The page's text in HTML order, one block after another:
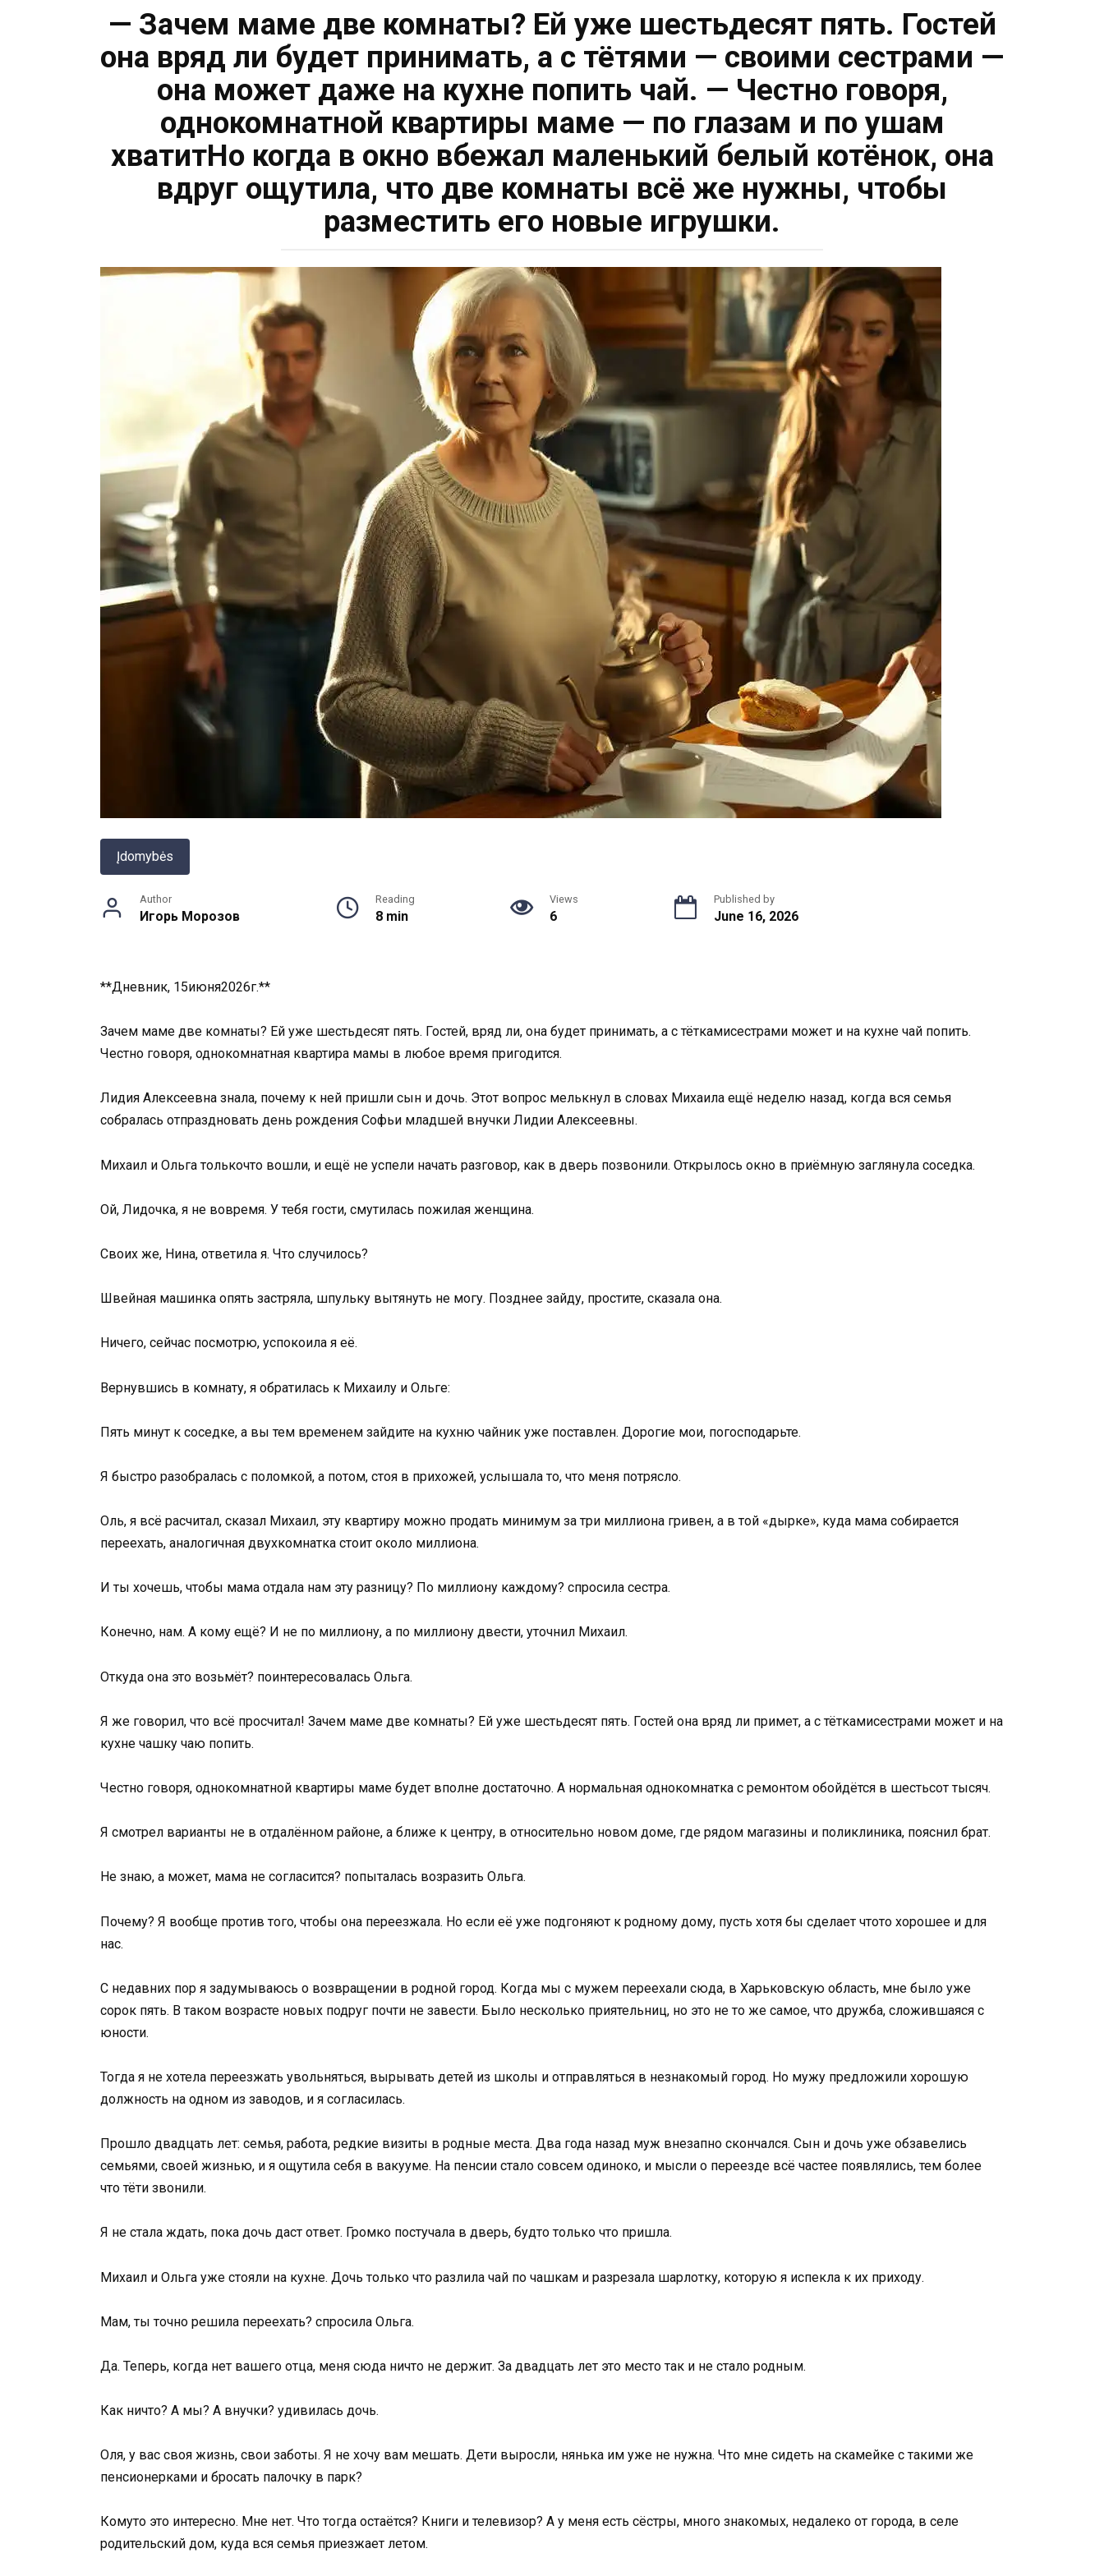
— Зачем маме две комнаты? Ей уже шестьдесят пять. Гостей
она вряд ли будет принимать, а с тётями — своими сестрами —
она может даже на кухне попить чай. — Честно говоря,
однокомнатной квартиры маме — по глазам и по ушам
хватитНо когда в окно вбежал маленький белый котёнок, она
вдруг ощутила, что две комнаты всё же нужны, чтобы
разместить его новые игрушки.
Įdomybės
Author
Игорь Морозов
Reading
8 min
Views
6
Published by
June 16, 2026
**Дневник, 15июня2026г.**
Зачем маме две комнаты? Ей уже шестьдесят пять. Гостей, вряд ли, она будет принимать, а с тёткамисестрами может и на кухне чай попить.
Честно говоря, однокомнатная квартира мамы в любое время пригодится.
Лидия Алексеевна знала, почему к ней пришли сын и дочь. Этот вопрос мелькнул в словах Михаила ещё неделю назад, когда вся семья
собралась отпраздновать день рождения Софьи младшей внучки Лидии Алексеевны.
Михаил и Ольга толькочто вошли, и ещё не успели начать разговор, как в дверь позвонили. Открылось окно в приёмную заглянула соседка.
Ой, Лидочка, я не вовремя. У тебя гости, смутилась пожилая женщина.
Своих же, Нина, ответила я. Что случилось?
Швейная машинка опять застряла, шпульку вытянуть не могу. Позднее зайду, простите, сказала она.
Ничего, сейчас посмотрю, успокоила я её.
Вернувшись в комнату, я обратилась к Михаилу и Ольге:
Пять минут к соседке, а вы тем временем зайдите на кухню чайник уже поставлен. Дорогие мои, погосподарьте.
Я быстро разобралась с поломкой, а потом, стоя в прихожей, услышала то, что меня потрясло.
Оль, я всё расчитал, сказал Михаил, эту квартиру можно продать минимум за три миллиона гривен, а в той «дырке», куда мама собирается
переехать, аналогичная двухкомнатка стоит около миллиона.
И ты хочешь, чтобы мама отдала нам эту разницу? По миллиону каждому? спросила сестра.
Конечно, нам. А кому ещё? И не по миллиону, а по миллиону двести, уточнил Михаил.
Откуда она это возьмёт? поинтересовалась Ольга.
Я же говорил, что всё просчитал! Зачем маме две комнаты? Ей уже шестьдесят пять. Гостей она вряд ли примет, а с тёткамисестрами может и на
кухне чашку чаю попить.
Честно говоря, однокомнатной квартиры маме будет вполне достаточно. А нормальная однокомнатка с ремонтом обойдётся в шестьсот тысяч.
Я смотрел варианты не в отдалённом районе, а ближе к центру, в относительно новом доме, где рядом магазины и поликлиника, пояснил брат.
Не знаю, а может, мама не согласится? попыталась возразить Ольга.
Почему? Я вообще против того, чтобы она переезжала. Но если её уже подгоняют к родному дому, пусть хотя бы сделает чтото хорошее и для
нас.
С недавних пор я задумываюсь о возвращении в родной город. Когда мы с мужем переехали сюда, в Харьковскую область, мне было уже
сорок пять. В таком возрасте новых подруг почти не завести. Было несколько приятельниц, но это не то же самое, что дружба, сложившаяся с
юности.
Тогда я не хотела переезжать увольняться, вырывать детей из школы и отправляться в незнакомый город. Но мужу предложили хорошую
должность на одном из заводов, и я согласилась.
Прошло двадцать лет: семья, работа, редкие визиты в родные места. Два года назад муж внезапно скончался. Сын и дочь уже обзавелись
семьями, своей жизнью, и я ощутила себя в вакууме. На пенсии стало совсем одиноко, и мысли о переезде всё частее появлялись, тем более
что тёти звонили.
Я не стала ждать, пока дочь даст ответ. Громко постучала в дверь, будто только что пришла.
Михаил и Ольга уже стояли на кухне. Дочь только что разлила чай по чашкам и разрезала шарлотку, которую я испекла к их приходу.
Мам, ты точно решила переехать? спросила Ольга.
Да. Теперь, когда нет вашего отца, меня сюда ничто не держит. За двадцать лет это место так и не стало родным.
Как ничто? А мы? А внучки? удивилась дочь.
Оля, у вас своя жизнь, свои заботы. Я не хочу вам мешать. Дети выросли, нянька им уже не нужна. Что мне сидеть на скамейке с такими же
пенсионерками и бросать палочку в парк?
Комуто это интересно. Мне нет. Что тогда остаётся? Книги и телевизор? А у меня есть сёстры, много знакомых, недалеко от города, в селе
родительский дом, куда вся семья приезжает летом.